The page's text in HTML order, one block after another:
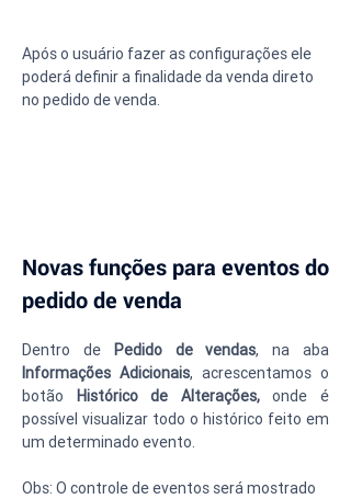
Após o usuário fazer as configurações ele
poderá definir a finalidade da venda direto
no pedido de venda.
Novas funções para eventos do
pedido de venda
Dentro de Pedido de vendas
Informações Adicionais, acrescentamos o
botão Histórico de Alterações, onde é
possível visualizar todo o histórico feito em
um determinado evento.
Obs: O controle de eventos será mostrado